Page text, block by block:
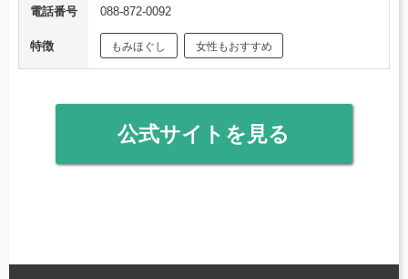
電話番号
088-872-0092
特徴 もみほぐし 女性もおすすめ
公式サイトを見る